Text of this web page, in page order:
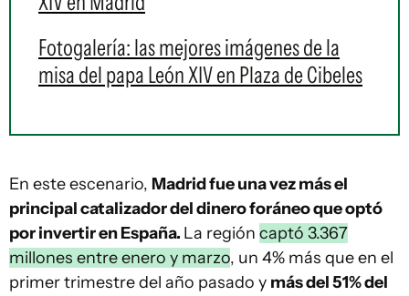
Fotogalería: las mejores imágenes de la
misa del papa León XIV en Plaza de Cibeles
En este escenario, Madrid fue una vez más el
principal catalizador del dinero foráneo que optó
por invertir en España. La región captó 3.367
millones entre enero y marzo, un 4% más que en el
primer trimestre del año pasado y más del 51% del